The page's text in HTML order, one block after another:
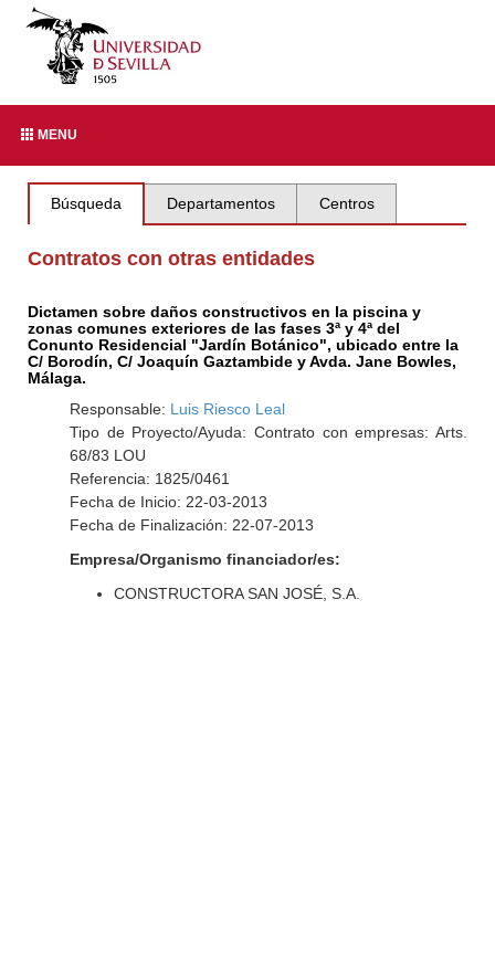
MENU
Búsqueda Departamentos Centros
Contratos con otras entidades
Dictamen sobre daños constructivos en la piscina y
zonas comunes exteriores de las fases 3ª y 4ª del
Conunto Residencial "Jardín Botánico", ubicado entre la
C/ Borodín, C/ Joaquín Gaztambide y Avda. Jane Bowles,
Málaga.
Responsable: Luis Riesco Leal
Tipo de Proyecto/Ayuda: Contrato con empresas: Arts.
68/83 LOU
Referencia: 1825/0461
Fecha de Inicio: 22-03-2013
Fecha de Finalización: 22-07-2013
Empresa/Organismo financiador/es:
CONSTRUCTORA SAN JOSÉ, S.A.